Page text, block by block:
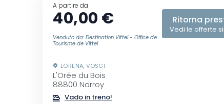
A partire da
40,00 €
Venduto da: Destination Vittel - Office de
Tourisme de Vittel
Ritorna
Vedi le offerte
LORENA, VOSGI
L'Orée du Bois
88800 Norroy
Vado in treno!